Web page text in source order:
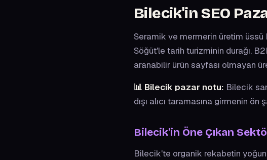
Bilecik'in SEO
Seramik ve mermerin üretim
Söğüt'le tarih turizminin durağı.
aranabilir ürün sayfası olmayan
📊 Bilecik pazar notu: Bilecik
dışı alıcı taramasına girmenin ön
Bilecik'in Öne Çıkan
Bilecik'te organik rekabetin